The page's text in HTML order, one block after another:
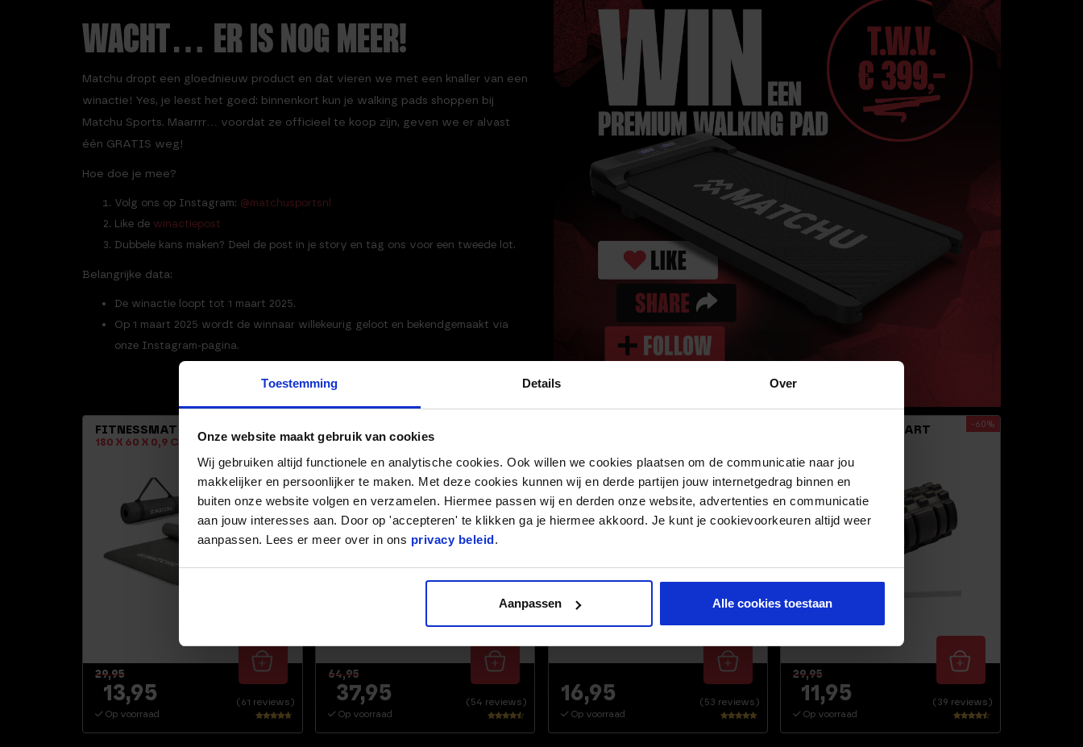
Toestemming Details Over
Onze website maakt gebruik van cookies
Wij gebruiken altijd functionele en analytische cookies. Ook willen we cookies plaatsen om de communicatie naar jou
makkelijker en persoonlijker te maken. Met deze cookies kunnen wij en derde partijen jouw internetgedrag binnen en
buiten onze website volgen en verzamelen. Hiermee passen wij en derden onze website, advertenties en communicatie
aan jouw interesses aan. Door op 'accepteren' te klikken ga je hiermee akkoord. Je kunt je cookievoorkeuren altijd weer
aanpassen. Lees er meer over in ons privacy beleid.
Aanpassen Alle cookies toestaan
WACHT… ER IS NOG MEER!
Matchu dropt een gloednieuw product en dat vieren we met een knaller van een
winactie! Yes, je leest het goed: binnenkort kun je walking pads shoppen bij
Matchu Sports. Maarrrr… voordat ze officieel te koop zijn, geven we er alvast
één GRATIS weg!
Hoe doe je mee?
Volg ons op Instagram: @matchusportsnl
Like de winactiepost
Dubbele kans maken? Deel de post in je story en tag ons voor een tweede lot.
Belangrijke data:
De winactie loopt tot 1 maart 2025.
Op 1 maart 2025 wordt de winnaar willekeurig geloot en bekendgemaakt via
onze Instagram-pagina.
FITNESSMAT GRIJS
180 X 60 X 0,9 CM
(61 reviews)
29,95
13,95
Op voorraad
DUMBBELL SET 20 KG
2 X 10KG
(54 reviews)
64,95
37,95
Op voorraad
(53 reviews)
16,95
Op voorraad
FOAM ROLLER ZWART -60%
(39 reviews)
29,95
11,95
Op voorraad